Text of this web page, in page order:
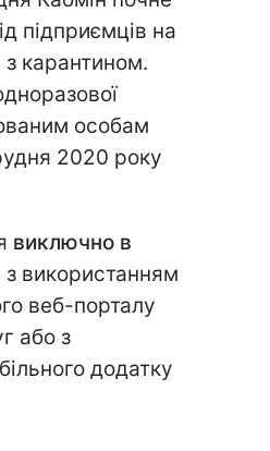
підприємців на
карантином.
особам
2020 року
виключно в
з використанням
веб-порталу
або з
додатку